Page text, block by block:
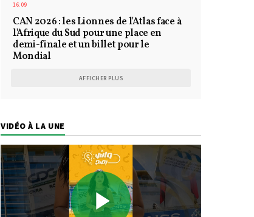
16:09
CAN 2026 : les Lionnes de l'Atlas face à
l'Afrique du Sud pour une place en
demi-finale et un billet pour le
Mondial
AFFICHER PLUS
VIDÉO À LA UNE